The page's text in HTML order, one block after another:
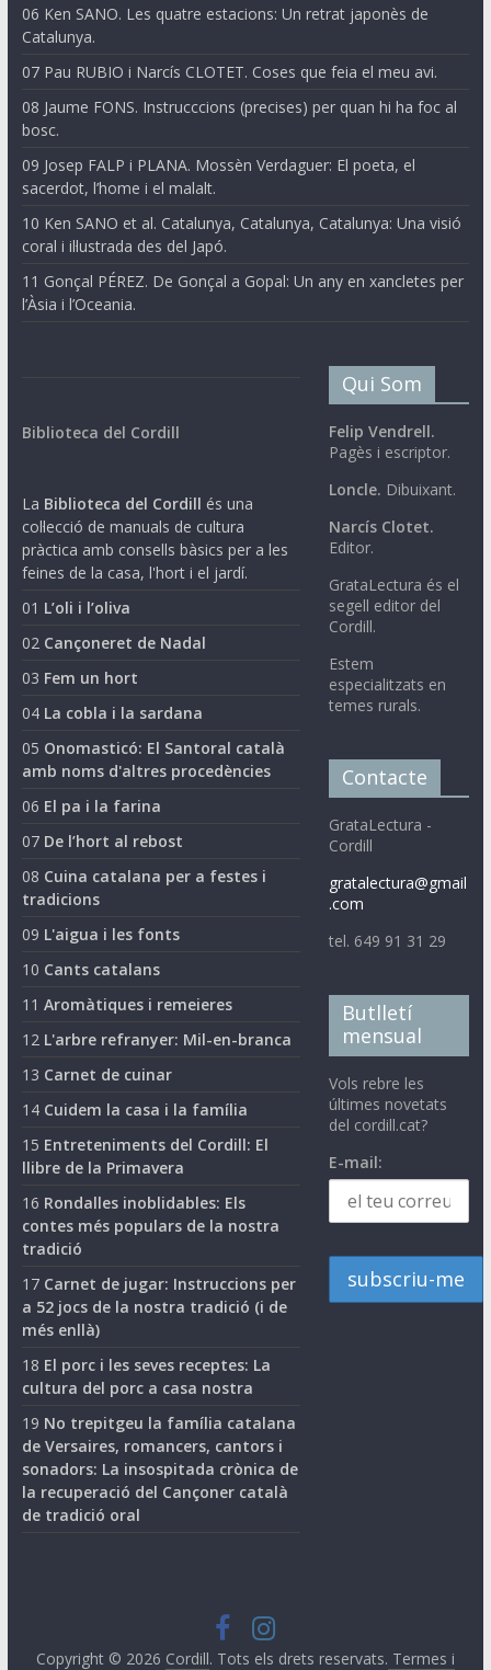
06 Ken SANO. Les quatre estacions: Un retrat japonès de
Catalunya.
07 Pau RUBIO i Narcís CLOTET. Coses que feia el meu avi.
08 Jaume FONS. Instrucccions (precises) per quan hi ha foc al
bosc.
09 Josep FALP i PLANA. Mossèn Verdaguer: El poeta, el
sacerdot, l’home i el malalt.
10 Ken SANO et al. Catalunya, Catalunya, Catalunya: Una visió
coral i il·lustrada des del Japó.
11 Gonçal PÉREZ. De Gonçal a Gopal: Un any en xancletes per
l’Àsia i l’Oceania.
Biblioteca del Cordill
La Biblioteca del Cordill és una
col·lecció de manuals de cultura
pràctica amb consells bàsics per a les
feines de la casa, l'hort i el jardí.
01 L’oli i l’oliva
02 Cançoneret de Nadal
03 Fem un hort
04 La cobla i la sardana
05 Onomasticó: El Santoral català
amb noms d'altres procedències
06 El pa i la farina
07 De l’hort al rebost
08 Cuina catalana per a festes i
tradicions
09 L'aigua i les fonts
10 Cants catalans
11 Aromàtiques i remeieres
12 L'arbre refranyer: Mil-en-branca
13 Carnet de cuinar
14 Cuidem la casa i la família
15 Entreteniments del Cordill: El
llibre de la Primavera
16 Rondalles inoblidables: Els
contes més populars de la nostra
tradició
17 Carnet de jugar: Instruccions per
a 52 jocs de la nostra tradició (i de
més enllà)
18 El porc i les seves receptes: La
cultura del porc a casa nostra
19 No trepitgeu la família catalana
de Versaires, romancers, cantors i
sonadors: La insospitada crònica de
la recuperació del Cançoner català
de tradició oral
Qui Som
Felip Vendrell.
Pagès i escriptor.
Loncle. Dibuixant.
Narcís Clotet.
Editor.
GrataLectura és el
segell editor del
Cordill.
Estem
especialitzats en
temes rurals.
Contacte
GrataLectura -
Cordill
gratalectura@gmail
.com
tel. 649 91 31 29
Butlletí
mensual
Vols rebre les
últimes novetats
del cordill.cat?
E-mail:
Copyright © 2026 Cordill. Tots els drets reservats. Termes i